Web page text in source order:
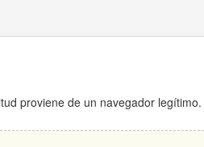
proviene de un navegador legítimo.